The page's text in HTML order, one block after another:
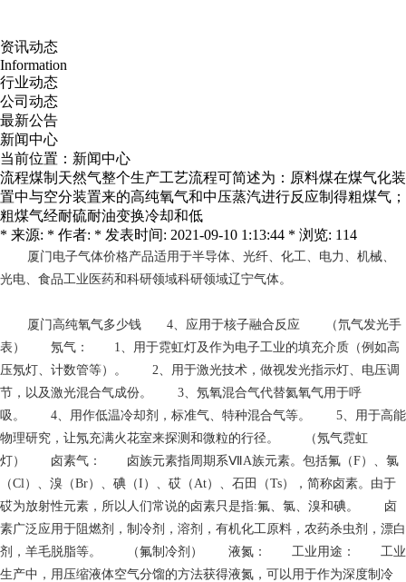
资讯动态
Information
行业动态
公司动态
最新公告
新闻中心
当前位置： 新闻中心
流程煤制天然气整个生产工艺流程可简述为：原料煤在煤气化装
置中与空分装置来的高纯氧气和中压蒸汽进行反应制得粗煤气；
粗煤气经耐硫耐油变换冷却和低
* 来源: * 作者: * 发表时间: 2021-09-10 1:13:44 * 浏览: 114
厦门电子气体价格产品适用于半导体、光纤、化工、电力、机械、
光电、食品工业医药和科研领域科研领域辽宁气体。
厦门高纯氧气多少钱 4、应用于核子融合反应 （氘气发光手
表） 氖气： 1、用于霓虹灯及作为电子工业的填充介质（例如高
压氖灯、计数管等）。 2、用于激光技术，做视发光指示灯、电压调
节，以及激光混合气成份。 3、氖氧混合气代替氦氧气用于呼
吸。 4、用作低温冷却剂，标准气、特种混合气等。 5、用于高能
物理研究，让氖充满火花室来探测和微粒的行径。 （氖气霓虹
灯） 卤素气： 卤族元素指周期系ⅦA族元素。包括氟（F）、氯
（Cl）、溴（Br）、碘（I）、砹（At）、石田（Ts），简称卤素。由于
砹为放射性元素，所以人们常说的卤素只是指:氟、氯、溴和碘。 卤
素广泛应用于阻燃剂，制冷剂，溶剂，有机化工原料，农药杀虫剂，漂白
剂，羊毛脱脂等。 （氟制冷剂） 液氮： 工业用途： 工业
生产中，用压缩液体空气分馏的方法获得液氮，可以用于作为深度制冷